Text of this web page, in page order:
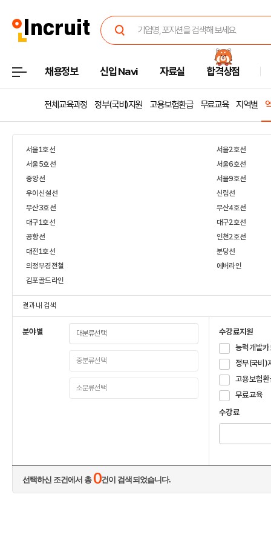
채용정보 신입 Navi 자료실 합격상점
전체교육과정 정부(국비)지원 고용보험환급 무료교육 지역별
서울1호선
서울2호선
서울5호선
서울6호선
중앙선
서울9호선
우이신설선
신림선
부산3호선
부산4호선
대구1호선
대구2호선
공항선
인천2호선
대전1호선
분당선
의정부경전철
에버라인
김포골드라인
결과 내 검색
분야별
수강료지원
능력개발
정부(국비)
고용보험
무료교육
수강료
선택하신 조건에서 총 0건이 검색되었습니다.